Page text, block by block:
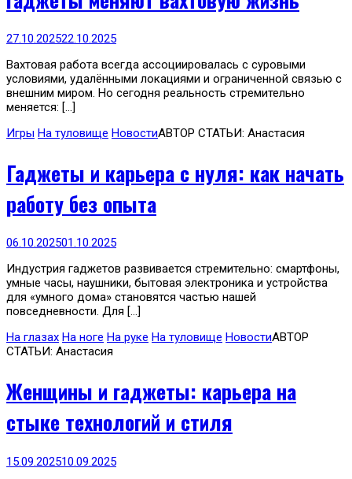
27.10.202522.10.2025
Вахтовая работа всегда ассоциировалась с суровыми
условиями, удалёнными локациями и ограниченной связью с
внешним миром. Но сегодня реальность стремительно
меняется: […]
Игры На туловище НовостиАВТОР СТАТЬИ: Анастасия
Гаджеты и карьера с нуля: как начать
работу без опыта
06.10.202501.10.2025
Индустрия гаджетов развивается стремительно: смартфоны,
умные часы, наушники, бытовая электроника и устройства
для «умного дома» становятся частью нашей
повседневности. Для […]
На глазах На ноге На руке На туловище НовостиАВТОР
СТАТЬИ: Анастасия
Женщины и гаджеты: карьера на
стыке технологий и стиля
15.09.202510.09.2025